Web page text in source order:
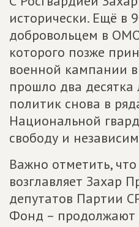
исторически. Ещё в
добровольцем в
которого позже
военной кампании
прошло два десятка
политик снова в
Национальной
свободу и
Важно отметить,
возглавляет Захар
депутатов Партии
Фонд – продолжают